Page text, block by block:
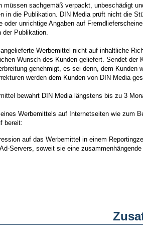
sachgemäß verpackt, unbeschädigt
in die Publikation. DIN Media prüft nicht die
oder unrichtige Angaben auf
der Publikation.
Werbemittel nicht auf inhaltliche
Wunsch des Kunden geliefert. Sendet
genehmigt, es sei denn, dem
werden dem Kunden von DIN Media
bewahrt DIN Media längstens bis zu 3
Werbemittels auf Internetseiten wie zum
bereit:
auf das Werbemittel in einem
Servers, soweit sie eine